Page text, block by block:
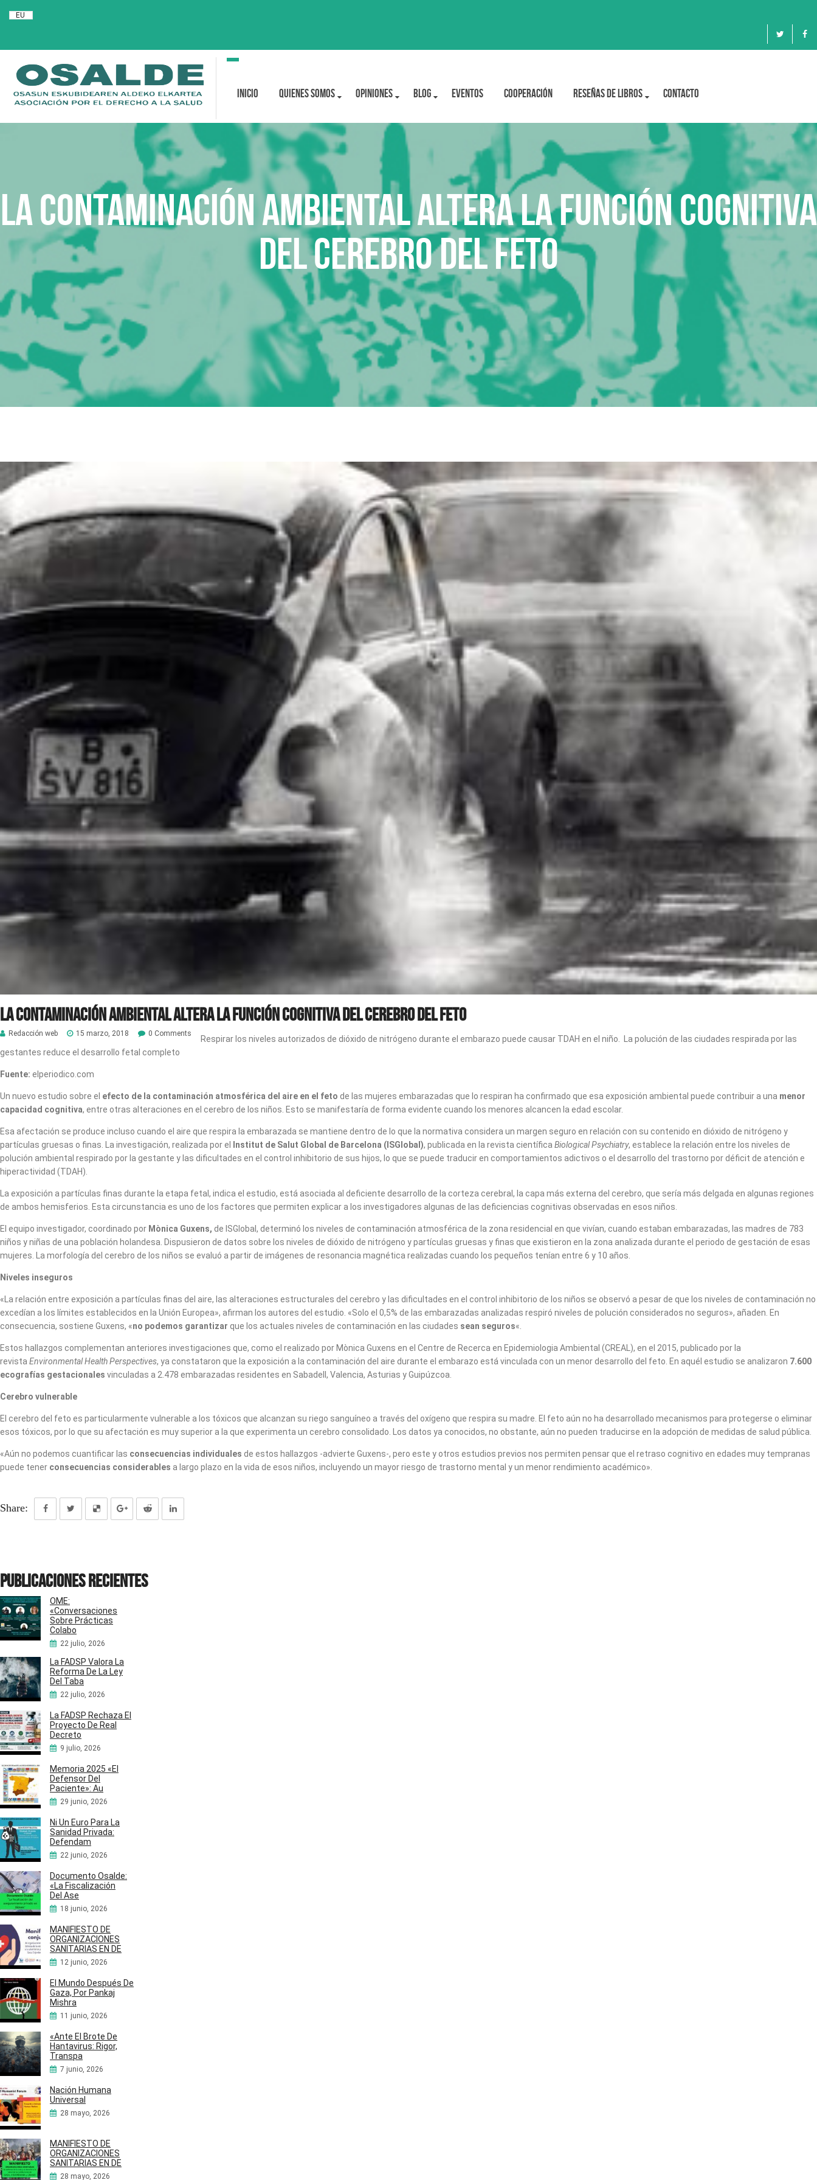
EU
Toggle
Inicio Quienes Somos OPINIONES BLOG Eventos Cooperación Reseñas de libros Contacto
La contaminación ambiental altera la función cognitiva
del cerebro del feto
La contaminación ambiental altera la función cognitiva del cerebro del feto
Redacción web 15 marzo, 2018 0 Comments
Respirar los niveles autorizados de dióxido de nitrógeno durante el embarazo puede causar TDAH en el niño. La polución de las ciudades respirada por las
gestantes reduce el desarrollo fetal completo
Fuente: elperiodico.com
Un nuevo estudio sobre el efecto de la contaminación atmosférica del aire en el feto de las mujeres embarazadas que lo respiran ha confirmado que esa exposición ambiental puede contribuir a una menor
capacidad cognitiva, entre otras alteraciones en el cerebro de los niños. Esto se manifestaría de forma evidente cuando los menores alcancen la edad escolar.
Esa afectación se produce incluso cuando el aire que respira la embarazada se mantiene dentro de lo que la normativa considera un margen seguro en relación con su contenido en dióxido de nitrógeno y
partículas gruesas o finas. La investigación, realizada por el
Institut de Salut Global de Barcelona (ISGlobal), publicada en la revista científica Biological Psychiatry, establece la relación entre los niveles de
polución ambiental respirado por la gestante y las dificultades en el control inhibitorio de sus hijos, lo que se puede traducir en comportamientos adictivos o el desarrollo del trastorno por déficit de atención e
hiperactividad (TDAH).
La exposición a partículas finas durante la etapa fetal, indica el estudio, está asociada al deficiente desarrollo de la corteza cerebral, la capa más externa del cerebro, que sería más delgada en algunas regiones
de ambos hemisferios. Esta circunstancia es uno de los factores que permiten explicar a los investigadores algunas de las deficiencias cognitivas observadas en esos niños.
El equipo investigador, coordinado por Mònica Guxens, de ISGlobal, determinó los niveles de contaminación atmosférica de la zona residencial en que vivían, cuando estaban embarazadas, las madres de 783
niños y niñas de una población holandesa. Dispusieron de datos sobre los niveles de dióxido de nitrógeno y partículas gruesas y finas que existieron en la zona analizada durante el periodo de gestación de esas
mujeres. La morfología del cerebro de los niños se evaluó a partir de imágenes de resonancia magnética realizadas cuando los pequeños tenían entre 6 y 10 años.
Niveles inseguros
«La relación entre exposición a partículas finas del aire, las alteraciones estructurales del cerebro y las dificultades en el control inhibitorio de los niños se observó a pesar de que los niveles de contaminación no
excedían a los límites establecidos en la Unión Europea», afirman los autores del estudio. «Solo el 0,5% de las embarazadas analizadas respiró niveles de polución considerados no seguros», añaden. En
consecuencia, sostiene Guxens, «no podemos garantizar que los actuales niveles de contaminación en las ciudades sean seguros«.
Estos hallazgos complementan anteriores investigaciones que, como el realizado por Mònica Guxens en el Centre de Recerca en Epidemiologia Ambiental (CREAL), en el 2015, publicado por la
revista Environmental Health Perspectives, ya constataron que la exposición a la contaminación del aire durante el embarazo está vinculada con un menor desarrollo del feto. En aquél estudio se analizaron 7.600
ecografías gestacionales vinculadas a 2.478 embarazadas residentes en Sabadell, Valencia, Asturias y Guipúzcoa.
Cerebro vulnerable
El cerebro del feto es particularmente vulnerable a los tóxicos que alcanzan su riego sanguíneo a través del oxígeno que respira su madre. El feto aún no ha desarrollado mecanismos para protegerse o eliminar
esos tóxicos, por lo que su afectación es muy superior a la que experimenta un cerebro consolidado. Los datos ya conocidos, no obstante, aún no pueden traducirse en la adopción de medidas de salud pública.
«Aún no podemos cuantificar las consecuencias individuales de estos hallazgos -advierte Guxens-, pero este y otros estudios previos nos permiten pensar que el retraso cognitivo en edades muy tempranas
puede tener consecuencias considerables a largo plazo en la vida de esos niños, incluyendo un mayor riesgo de trastorno mental y un menor rendimiento académico».
Share:
Publicaciones recientes
OME:
«Conversaciones
Sobre Prácticas
Colabo
22 julio, 2026
La FADSP Valora La
Reforma De La Ley
Del Taba
22 julio, 2026
La FADSP Rechaza El
Proyecto De Real
Decreto
9 julio, 2026
Memoria 2025 «El
Defensor Del
Paciente»: Au
29 junio, 2026
Ni Un Euro Para La
Sanidad Privada:
Defendam
22 junio, 2026
Documento Osalde:
«La Fiscalización
Del Ase
18 junio, 2026
MANIFIESTO DE
ORGANIZACIONES
SANITARIAS EN DE
12 junio, 2026
El Mundo Después De
Gaza, Por Pankaj
Mishra
11 junio, 2026
«Ante El Brote De
Hantavirus: Rigor,
Transpa
7 junio, 2026
Nación Humana
Universal
28 mayo, 2026
MANIFIESTO DE
ORGANIZACIONES
SANITARIAS EN DE
28 mayo, 2026